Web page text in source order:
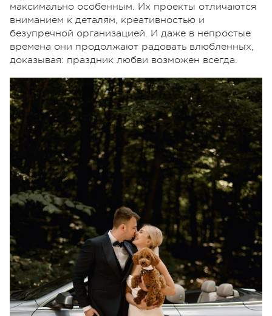
максимально особенным. Их проекты отличаются
вниманием к деталям, креативностью и
безупречной организацией. И даже в непростые
времена они продолжают радовать влюбленных,
доказывая: праздник любви возможен всегда.